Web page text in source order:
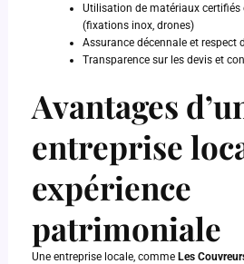
Utilisation de matériaux certifiés
(fixations inox, drones)
Assurance décennale et respect
Transparence sur les devis et
Avantages
entreprise
expérience
patrimoniale
Une entreprise locale, commeLes